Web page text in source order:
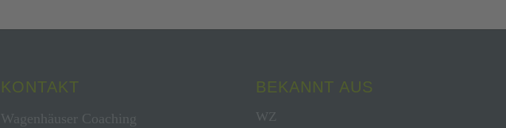
KONTAKT
Wagenhäuser Coaching
BEKANNT AUS
WZ